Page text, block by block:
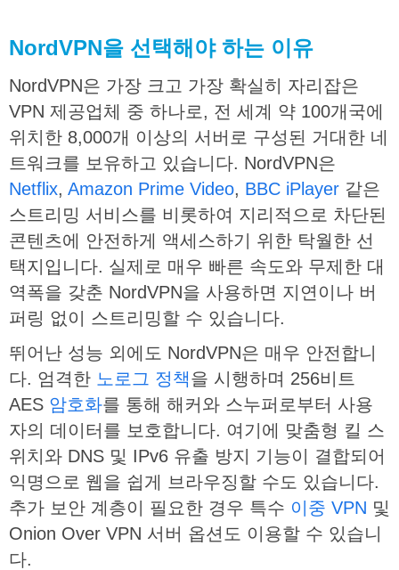
NordVPN을 선택해야 하는 이유
NordVPN은 가장 크고 가장 확실히 자리잡은
VPN 제공업체 중 하나로, 전 세계 약 100개국에
위치한 8,000개 이상의 서버로 구성된 거대한 네
트워크를 보유하고 있습니다. NordVPN은
Netflix, Amazon Prime Video, BBC iPlayer 같은
스트리밍 서비스를 비롯하여 지리적으로 차단된
콘텐츠에 안전하게 액세스하기 위한 탁월한 선
택지입니다. 실제로 매우 빠른 속도와 무제한 대
역폭을 갖춘 NordVPN을 사용하면 지연이나 버
퍼링 없이 스트리밍할 수 있습니다.
뛰어난 성능 외에도 NordVPN은 매우 안전합니
다. 엄격한 노로그 정책을 시행하며 256비트
AES 암호화를 통해 해커와 스누퍼로부터 사용
자의 데이터를 보호합니다. 여기에 맞춤형 킬 스
위치와 DNS 및 IPv6 유출 방지 기능이 결합되어
익명으로 웹을 쉽게 브라우징할 수도 있습니다.
추가 보안 계층이 필요한 경우 특수 이중 VPN 및
Onion Over VPN 서버 옵션도 이용할 수 있습니
다.